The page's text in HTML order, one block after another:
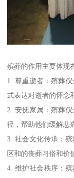
殡葬的作用主要体现
1. 尊重逝者：殡葬
式表达对逝者的怀念
2. 安抚家属：殡葬
径，帮助他们缓解悲
3. 社会文化传承：
区和的丧葬习俗和价
4. 维护社会秩序：